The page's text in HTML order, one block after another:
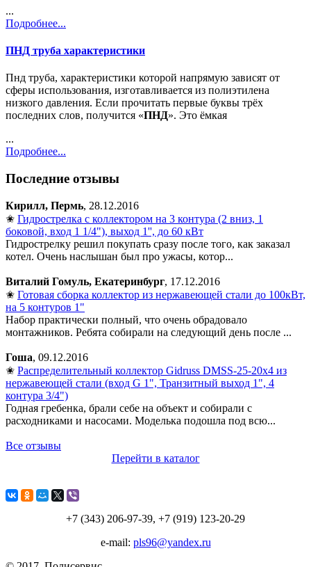
...
Подробнее...
ПНД труба характеристики
Пнд труба, характеристики которой напрямую зависят от
сферы использования, изготавливается из полиэтилена
низкого давления. Если прочитать первые буквы трёх
последних слов, получится «ПНД». Это ёмкая
...
Подробнее...
Последние отзывы
Кирилл, Пермь, 28.12.2016
✬ Гидрострелка с коллектором на 3 контура (2 вниз, 1
боковой, вход 1 1/4"), выход 1'', до 60 кВт
Гидрострелку решил покупать сразу после того, как заказал
котел. Очень наслышан был про ужасы, котор...
Виталий Гомуль, Екатеринбург, 17.12.2016
✬ Готовая сборка коллектор из нержавеющей стали до 100кВт,
на 5 контуров 1"
Набор практически полный, что очень обрадовало
монтажников. Ребята собирали на следующий день после ...
Гоша, 09.12.2016
✬ Распределительный коллектор Gidruss DMSS-25-20x4 из
нержавеющей стали (вход G 1", Транзитный выход 1", 4
контура 3/4")
Годная гребенка, брали себе на объект и собирали с
расходниками и насосами. Моделька подошла под всю...
Все отзывы
Перейти в каталог
+7 (343) 206-97-39, +7 (919) 123-20-29
e-mail: pls96@yandex.ru